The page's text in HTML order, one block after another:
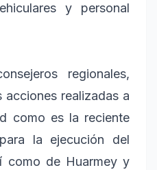
y personal
regionales,
acciones realizadas a
como es la reciente
la ejecución del
como de Huarmey y